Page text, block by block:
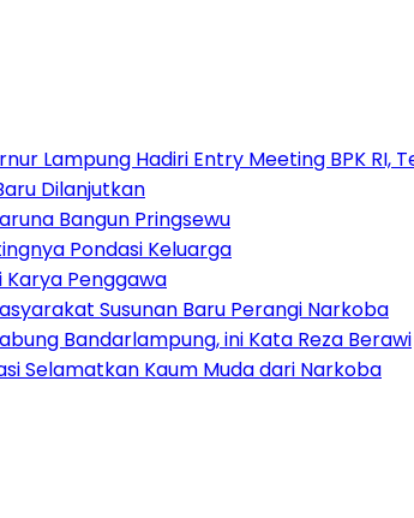
Lampung Hadiri Entry Meeting BPK
Dilanjutkan
Bangun Pringsewu
Pondasi Keluarga
Karya Penggawa
Susunan Baru Perangi Narkoba
Bandarlampung, ini Kata Reza Berawi
Selamatkan Kaum Muda dari Narkoba